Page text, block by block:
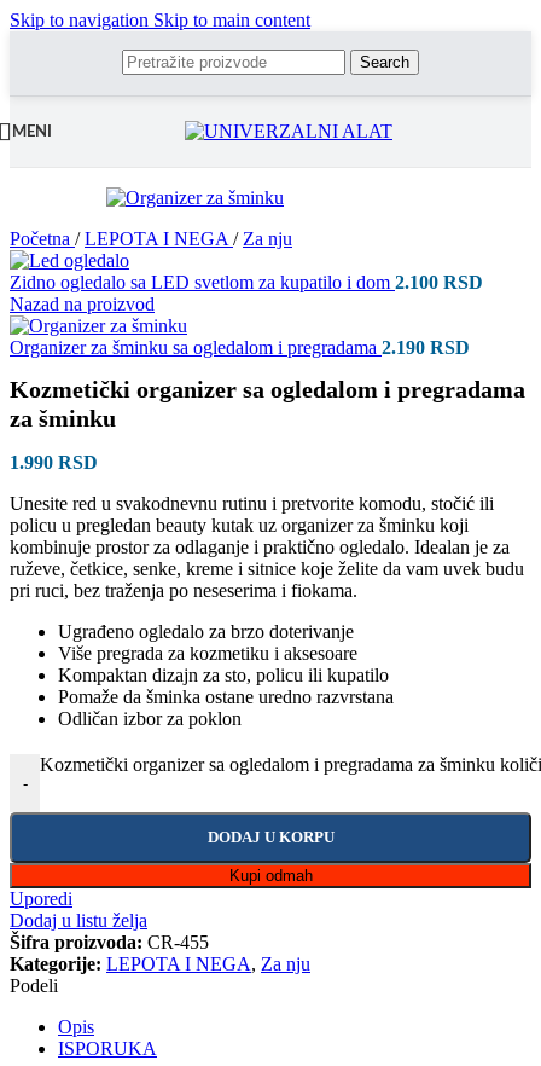
Skip to navigation Skip to main content
Search
MENI
Početna / LEPOTA I NEGA / Za nju
Zidno ogledalo sa LED svetlom za kupatilo i dom 2.100 RSD
Nazad na proizvod
Organizer za šminku sa ogledalom i pregradama 2.190 RSD
Kozmetički organizer sa ogledalom i pregradama
za šminku
1.990 RSD
Unesite red u svakodnevnu rutinu i pretvorite komodu, stočić ili
policu u pregledan beauty kutak uz organizer za šminku koji
kombinuje prostor za odlaganje i praktično ogledalo. Idealan je za
ruževe, četkice, senke, kreme i sitnice koje želite da vam uvek budu
pri ruci, bez traženja po neseserima i fiokama.
Ugrađeno ogledalo za brzo doterivanje
Više pregrada za kozmetiku i aksesoare
Kompaktan dizajn za sto, policu ili kupatilo
Pomaže da šminka ostane uredno razvrstana
Odličan izbor za poklon
-
Kozmetički organizer sa ogledalom i pregradama za šminku
DODAJ U KORPU
Kupi odmah
Uporedi
Dodaj u listu želja
Šifra proizvoda: CR-455
Kategorije: LEPOTA I NEGA, Za nju
Podeli
Opis
ISPORUKA